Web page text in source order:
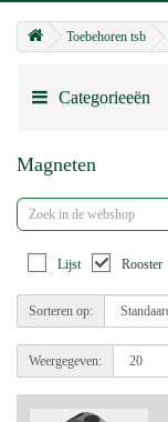
Toebehoren tsb
Categorieeën
Magneten
Lijst Rooster
Sorteren op:
Weergegeven: